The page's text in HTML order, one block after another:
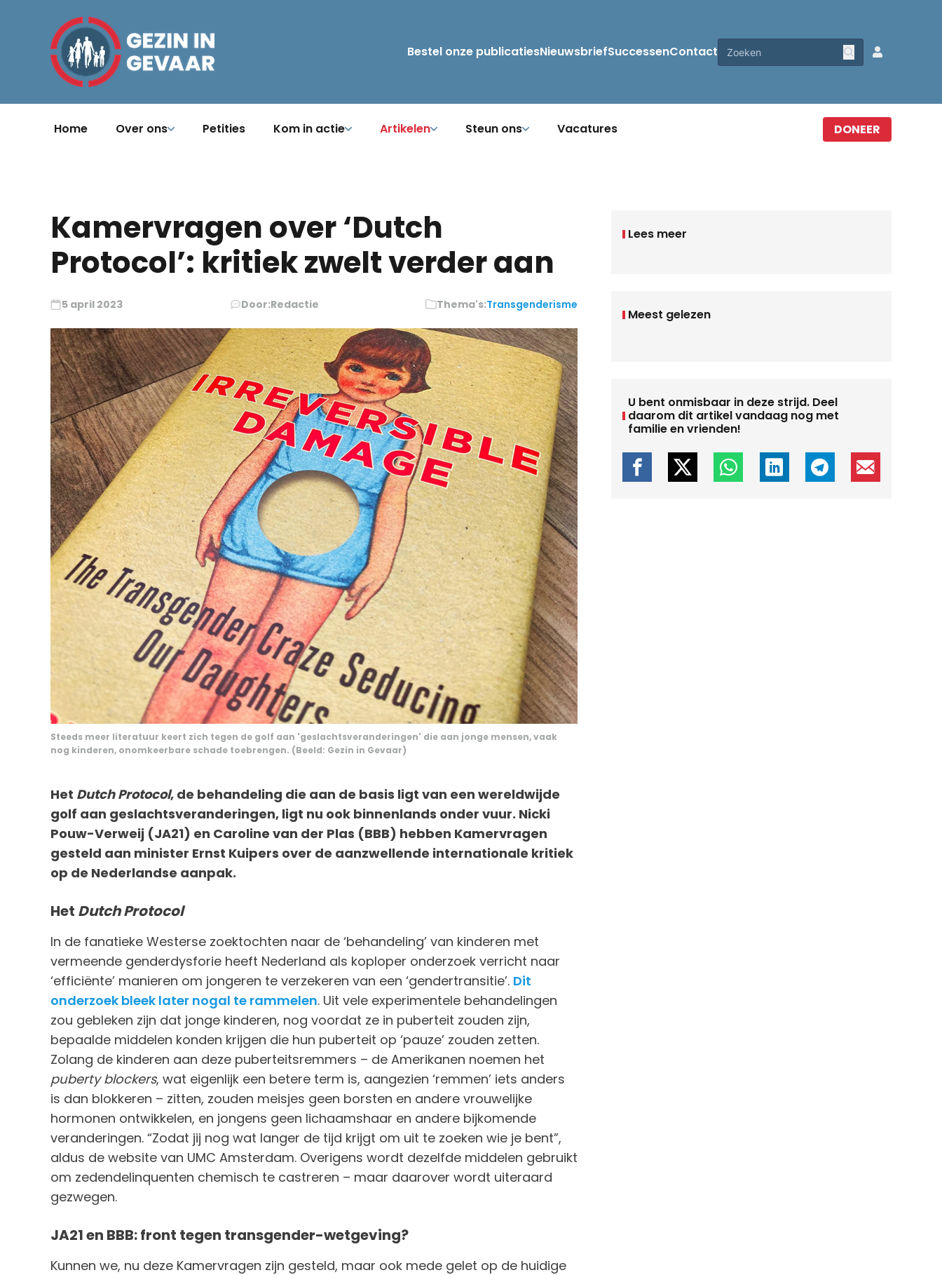
Bestel onze publicatiesNieuwsbriefSuccessenContact
Home Over ons Petities Kom in actie Artikelen Steun ons Vacatures DONEER
Kamervragen over ‘Dutch
Protocol’: kritiek zwelt verder aan
5 april 2023 Door:Redactie Thema's:Transgenderisme
Steeds meer literatuur keert zich tegen de golf aan 'geslachtsveranderingen' die aan jonge mensen, vaak
nog kinderen, onomkeerbare schade toebrengen. (Beeld: Gezin in Gevaar)
Het Dutch Protocol, de behandeling die aan de basis ligt van een wereldwijde
golf aan geslachtsveranderingen, ligt nu ook binnenlands onder vuur. Nicki
Pouw-Verweij (JA21) en Caroline van der Plas (BBB) hebben Kamervragen
gesteld aan minister Ernst Kuipers over de aanzwellende internationale kritiek
op de Nederlandse aanpak.
Het Dutch Protocol
In de fanatieke Westerse zoektochten naar de ‘behandeling’ van kinderen met
vermeende genderdysforie heeft Nederland als koploper onderzoek verricht naar
‘efficiënte’ manieren om jongeren te verzekeren van een ‘gendertransitie’. Dit
onderzoek bleek later nogal te rammelen. Uit vele experimentele behandelingen
zou gebleken zijn dat jonge kinderen, nog voordat ze in puberteit zouden zijn,
bepaalde middelen konden krijgen die hun puberteit op ‘pauze’ zouden zetten.
Zolang de kinderen aan deze puberteitsremmers – de Amerikanen noemen het
puberty blockers, wat eigenlijk een betere term is, aangezien ‘remmen’ iets anders
is dan blokkeren – zitten, zouden meisjes geen borsten en andere vrouwelijke
hormonen ontwikkelen, en jongens geen lichaamshaar en andere bijkomende
veranderingen. “Zodat jij nog wat langer de tijd krijgt om uit te zoeken wie je bent”,
aldus de website van UMC Amsterdam. Overigens wordt dezelfde middelen gebruikt
om zedendelinquenten chemisch te castreren – maar daarover wordt uiteraard
gezwegen.
JA21 en BBB: front tegen transgender-wetgeving?
Kunnen we, nu deze Kamervragen zijn gesteld, maar ook mede gelet op de huidige
Lees meer
Meest gelezen
U bent onmisbaar in deze strijd. Deel
daarom dit artikel vandaag nog met
familie en vrienden!